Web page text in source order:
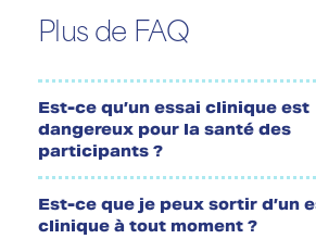
Plus de FAQ
Est-ce qu’un essai clinique est
dangereux pour la santé des
participants ?
Est-ce que je peux sortir d’un
clinique à tout moment ?